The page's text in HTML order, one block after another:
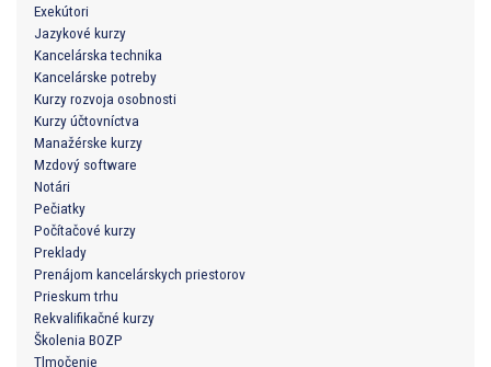
Exekútori
Jazykové kurzy
Kancelárska technika
Kancelárske potreby
Kurzy rozvoja osobnosti
Kurzy účtovníctva
Manažérske kurzy
Mzdový software
Notári
Pečiatky
Počítačové kurzy
Preklady
Prenájom kancelárskych priestorov
Prieskum trhu
Rekvalifikačné kurzy
Školenia BOZP
Tlmočenie